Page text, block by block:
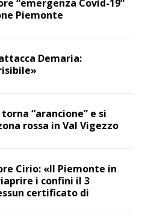
“emergenza Covid-19”
Piemonte
Demaria:
“arancione” e si
rossa in Val Vigezzo
Cirio: «Il Piemonte in
i confini il 3
certificato di